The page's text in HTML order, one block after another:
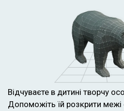
Відчуваєте в дитині творчу
Допоможіть їй розкрити межі